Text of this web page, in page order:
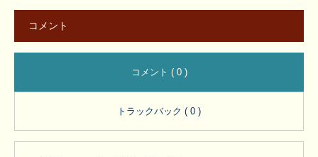
コメント
コメント ( 0 )
トラックバック ( 0 )